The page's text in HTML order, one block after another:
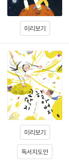
미리보기
미리보기
독서지도안